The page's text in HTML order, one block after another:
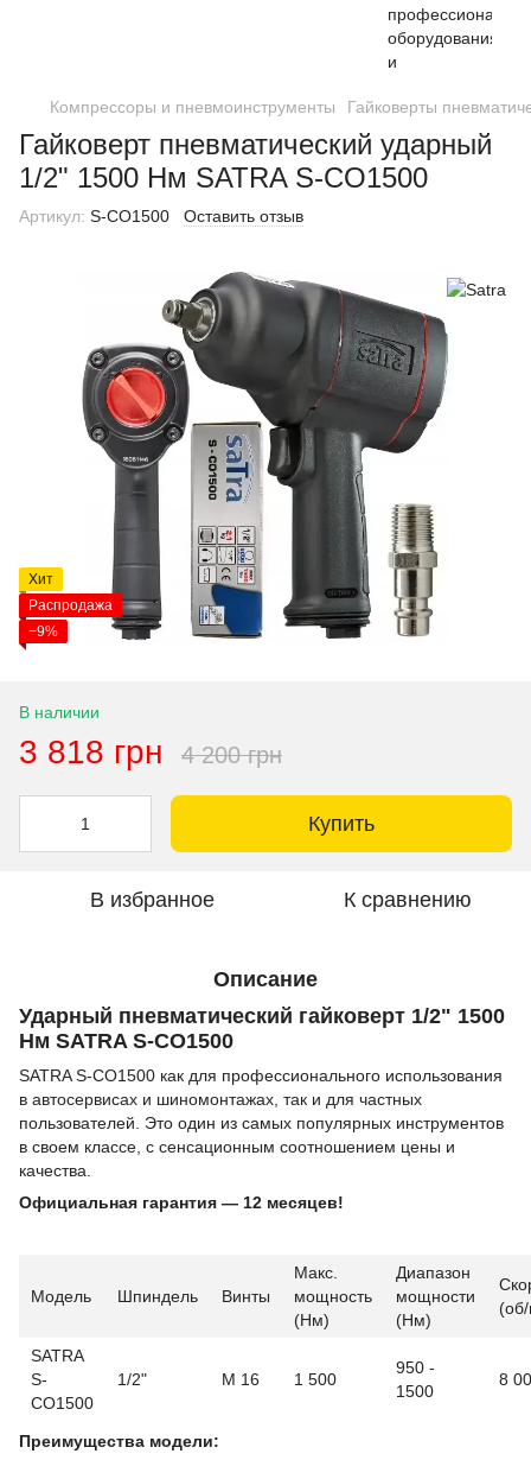
Компрессоры и пневмоинструменты Гайковерты
Гайковерт пневматический ударный
1/2" 1500 Нм SATRA S-CO1500
Артикул: S-CO1500 Оставить отзыв
Хит
Распродажа
−9%
В наличии
3 818 грн 4 200 грн
Купить
В избранное К сравнению
Описание
Ударный пневматический гайковерт 1/2" 1500
Нм SATRA S-CO1500
SATRA S-CO1500 как для профессионального использования
в автосервисах и шиномонтажах, так и для частных
пользователей. Это один из самых популярных инструментов
в своем классе, с сенсационным соотношением цены и
качества.
Официальная гарантия — 12 месяцев!
Модель Шпиндель Винты
Макс.
мощность
(Нм)
Диапазон
мощности
(Нм)
SATRA
S-
CO1500
1/2" М 16 1 500
950 -
1500
8
Преимущества модели: